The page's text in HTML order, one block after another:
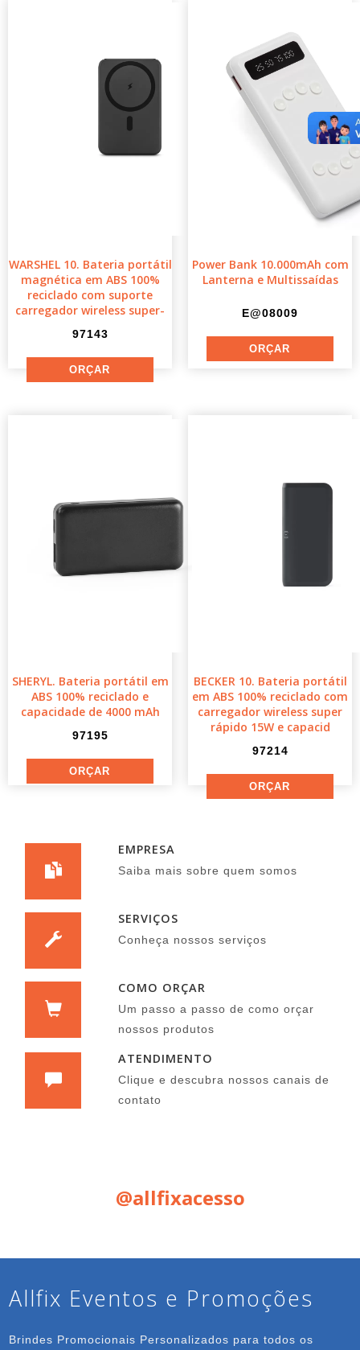
WARSHEL 10. Bateria portátil
magnética em ABS 100%
reciclado com suporte
carregador wireless super-
97143
Power Bank 10.000mAh com
Lanterna e Multissaídas
E@08009
SHERYL. Bateria portátil em
ABS 100% reciclado e
capacidade de 4000 mAh
97195
BECKER 10. Bateria portátil
em ABS 100% reciclado com
carregador wireless super
rápido 15W e capacid
97214
EMPRESA
Saiba mais sobre quem somos
SERVIÇOS
Conheça nossos serviços
COMO ORÇAR
Um passo a passo de como orçar
nossos produtos
ATENDIMENTO
Clique e descubra nossos canais de
contato
@allfixacesso
Allfix Eventos e Promoções
Brindes Promocionais Personalizados para todos os